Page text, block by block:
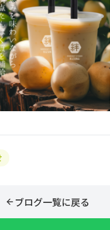
ブログ一覧に戻る